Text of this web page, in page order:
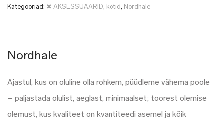
Kategooriad: ✖ AKSESSUAARID, kotid, Nordhale
Nordhale
Ajastul, kus on oluline olla rohkem, püüdleme vähema poole
– paljastada olulist, aeglast, minimaalset; toorest olemise
olemust, kus kvaliteet on kvantiteedi asemel ja kõik